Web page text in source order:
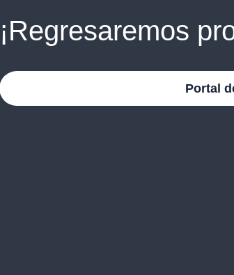
¡Regresaremos
Portal